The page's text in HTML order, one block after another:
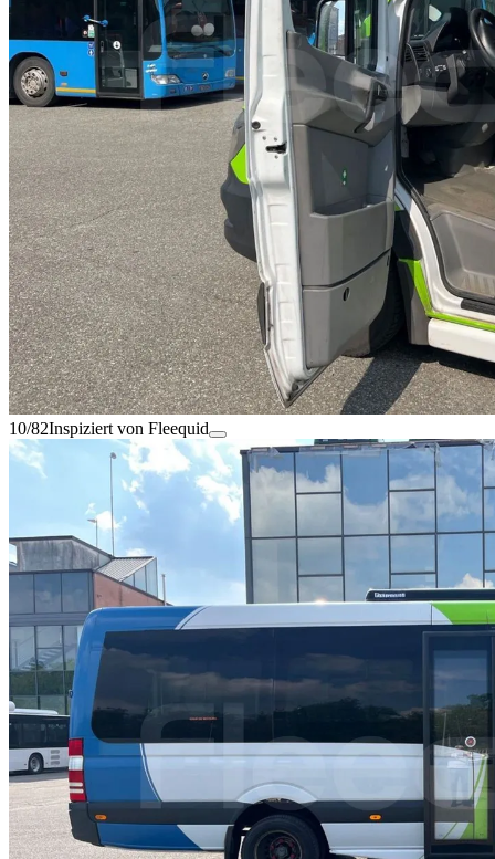
10/82Inspiziert von Fleequid